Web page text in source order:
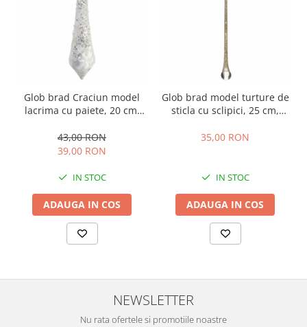
Glob brad Craciun model
lacrima cu paiete, 20 cm,
43,00 RON
39,00 RON
IN STOC
ADAUGA IN COS
Glob brad model turture de
sticla cu sclipici, 25 cm,
35,00 RON
IN STOC
ADAUGA IN COS
NEWSLETTER
Nu rata ofertele si promotiile noastre